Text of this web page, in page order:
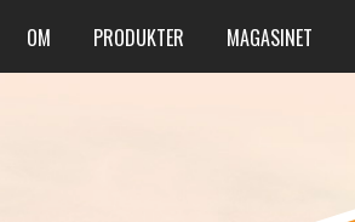
OM PRODUKTER MAGASINET